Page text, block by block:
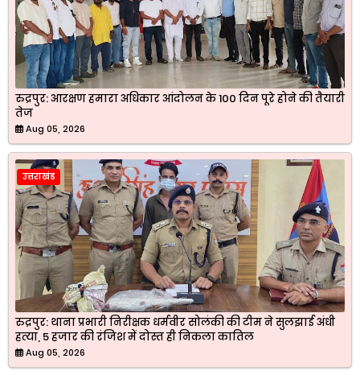
रुद्रपुर: आरक्षण हमारा अधिकार आंदोलन के 100 दिन पूरे होने की तैयारी
तेज
Aug 05, 2026
उत्तराखंड
रुद्रपुर: थाना प्रभारी निरीक्षक धर्मवीर सोलंकी की टीम ने सुलझाई अंधी
हत्या, 5 हजार की रंजिश में दोस्त ही निकला कातिल
Aug 05, 2026